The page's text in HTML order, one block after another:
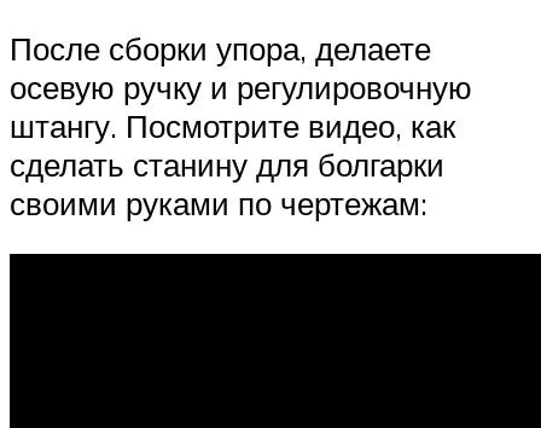
После сборки упора, делаете
осевую ручку и регулировочную
штангу. Посмотрите видео, как
сделать станину для болгарки
своими руками по чертежам: